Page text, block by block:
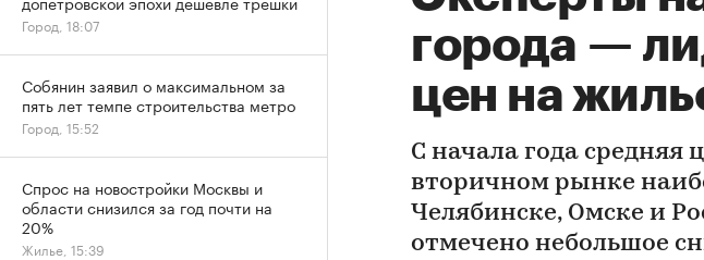
города —
цен на
С начала года средняя
вторичном рынке
Челябинске, Омске и
отмечено небольшое
Город, 18:07
Собянин заявил о максимальном за
пять лет темпе строительства метро
Город, 15:52
Спрос на новостройки Москвы и
области снизился за год почти на
20%
Жилье, 15:39